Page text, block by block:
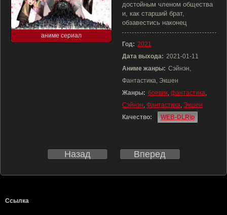
аниме сериал
достойным членом общества
и, как старший брат,
обзавестись наконец
Год: 2021
Дата выхода: 2021-01-11
Аниме жанры: Сэйнэн,
Фантастика, Экшен
Жанры: боевик, фантастика,
Сэйнэн, Фантастика, Экшен
Качество:
WEB-DLRip
Назад Вперед
Ссылка